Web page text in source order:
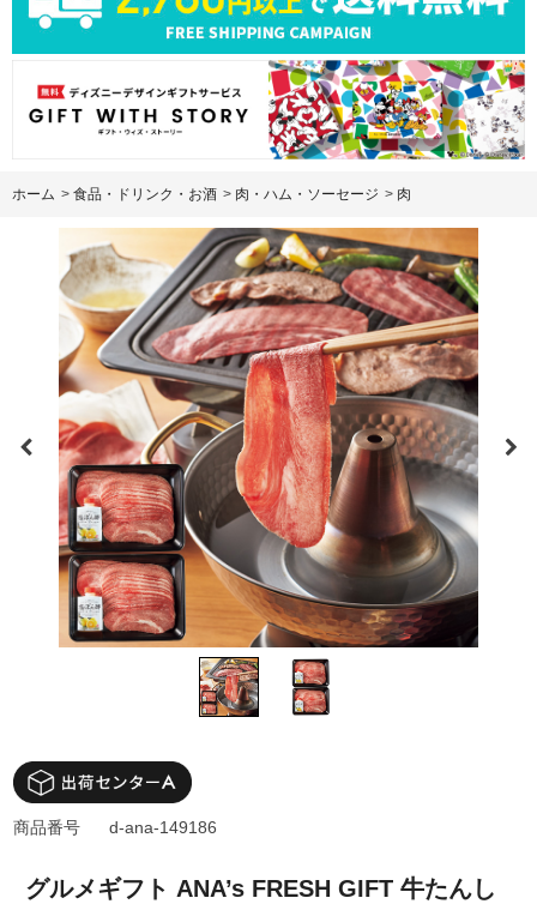
ホーム > 食品・ドリンク・お酒 > 肉・ハム・ソーセージ > 肉
グルメギフト ANA’s FRESH GIFT 牛たんし
商品番号 d-ana-149186